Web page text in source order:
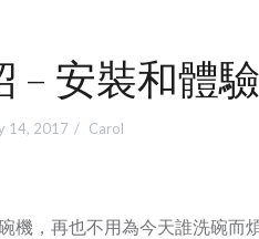
– 安裝和體
14, 2017 Carol
機，再也不用為今天誰洗碗而